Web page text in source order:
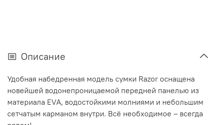
Описание
Удобная набедренная модель сумки Razor оснащена
новейшей водонепроницаемой передней панелью из
материала EVA, водостойкими молниями и небольшим
сетчатым карманом внутри. Всё необходимое – всегда